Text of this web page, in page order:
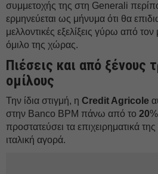
συμμετοχής της στη Generali
ερμηνεύεται ως μήνυμα ότι θα
μελλοντικές εξελίξεις γύρω από
όμιλο της χώρας.
Πιέσεις και από ξένους
ομίλους
Την ίδια στιγμή, η Credit Agricole
στην Banco BPM πάνω από το 20
προστατεύσει τα επιχειρηματικά
ιταλική αγορά.